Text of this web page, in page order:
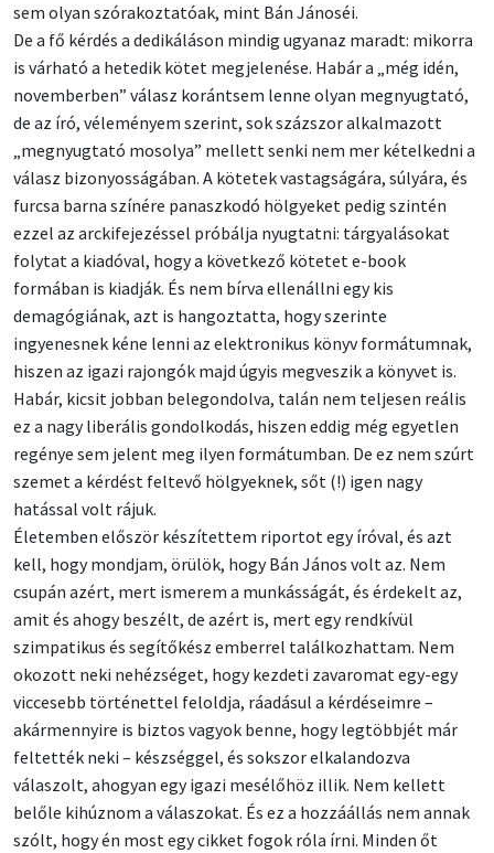
sem olyan szórakoztatóak, mint Bán Jánoséi.
De a fő kérdés a dedikáláson mindig ugyanaz maradt: mikorra
is várható a hetedik kötet megjelenése. Habár a „még idén,
novemberben” válasz korántsem lenne olyan megnyugtató,
de az író, véleményem szerint, sok százszor alkalmazott
„megnyugtató mosolya” mellett senki nem mer kételkedni a
válasz bizonyosságában. A kötetek vastagságára, súlyára, és
furcsa barna színére panaszkodó hölgyeket pedig szintén
ezzel az arckifejezéssel próbálja nyugtatni: tárgyalásokat
folytat a kiadóval, hogy a következő kötetet e-book
formában is kiadják. És nem bírva ellenállni egy kis
demagógiának, azt is hangoztatta, hogy szerinte
ingyenesnek kéne lenni az elektronikus könyv formátumnak,
hiszen az igazi rajongók majd úgyis megveszik a könyvet is.
Habár, kicsit jobban belegondolva, talán nem teljesen reális
ez a nagy liberális gondolkodás, hiszen eddig még egyetlen
regénye sem jelent meg ilyen formátumban. De ez nem szúrt
szemet a kérdést feltevő hölgyeknek, sőt (!) igen nagy
hatással volt rájuk.
Életemben először készítettem riportot egy íróval, és azt
kell, hogy mondjam, örülök, hogy Bán János volt az. Nem
csupán azért, mert ismerem a munkásságát, és érdekelt az,
amit és ahogy beszélt, de azért is, mert egy rendkívül
szimpatikus és segítőkész emberrel találkozhattam. Nem
okozott neki nehézséget, hogy kezdeti zavaromat egy-egy
viccesebb történettel feloldja, ráadásul a kérdéseimre –
akármennyire is biztos vagyok benne, hogy legtöbbjét már
feltették neki – készséggel, és sokszor elkalandozva
válaszolt, ahogyan egy igazi mesélőhöz illik. Nem kellett
belőle kihúznom a válaszokat. És ez a hozzáállás nem annak
szólt, hogy én most egy cikket fogok róla írni. Minden őt